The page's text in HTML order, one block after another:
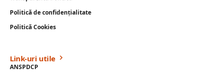
Politică de confidențialitate
Politică Cookies
Link-uri utile
ANSPDCP